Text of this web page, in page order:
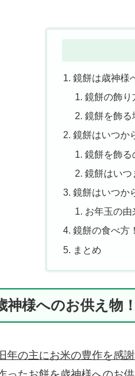
鏡餅は歳神様
鏡餅の飾り
鏡餅を飾る
鏡餅はいつか
鏡餅を飾る
鏡餅はいつ
鏡餅はいつか
お年玉の由
鏡餅の食べ方
まとめ
神様へのお供え物！
年の主にお米の豊作を感